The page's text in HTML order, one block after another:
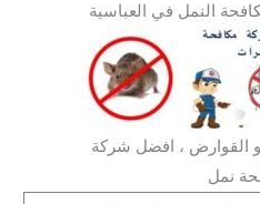
و القوارض ، افضل شركة
نمل